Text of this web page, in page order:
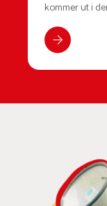
kommer ut i